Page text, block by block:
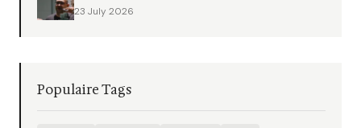
23 July 2026
Populaire Tags